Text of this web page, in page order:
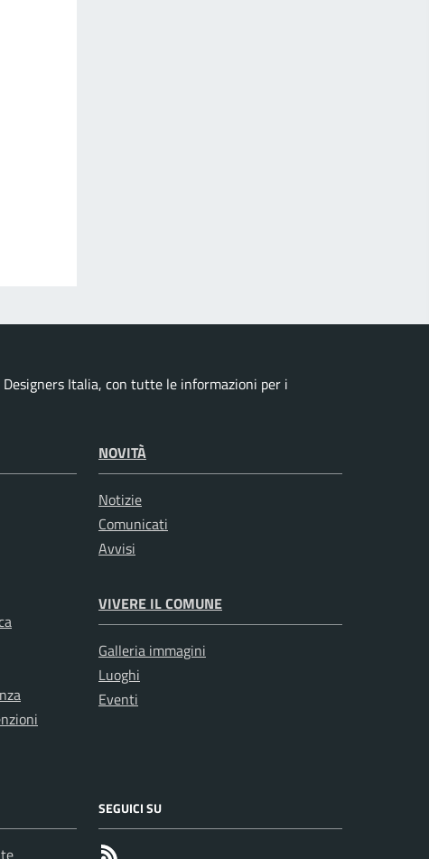
Italia, con tutte le informazioni per i
NOVITÀ
Notizie
Comunicati
Avvisi
VIVERE IL COMUNE
Galleria immagini
Luoghi
Eventi
SEGUICI SU